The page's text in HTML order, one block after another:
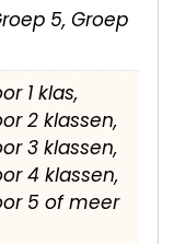
5, Groep
1 klas,
2 klassen,
3 klassen,
4 klassen,
5 of meer